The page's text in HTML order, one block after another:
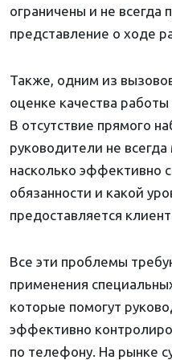
ограничены и не всегда
представление о ходе
Также, одним из
оценке качества
В отсутствие прямого
руководители не
насколько эффективно
обязанности и какой
предоставляется
Все эти проблемы
применения
которые помогут
эффективно
по телефону. На рынке